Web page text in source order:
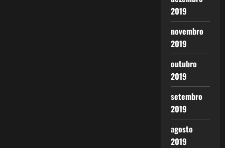
2019
novembro
2019
outubro
2019
setembro
2019
agosto
2019